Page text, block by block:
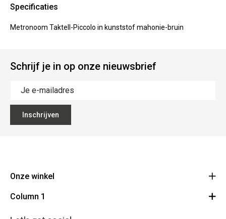
Specificaties
Metronoom Taktell-Piccolo in kunststof mahonie-bruin
Schrijf je in op onze nieuwsbrief
Inschrijven
Onze winkel
Mallebergplaats 13 - 8000 Brugge
Column 1
Cadeaubon